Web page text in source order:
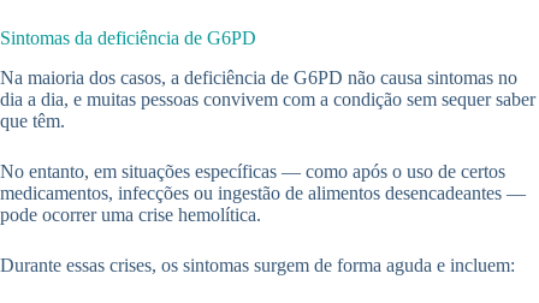
Sintomas da deficiência de G6PD
Na maioria dos casos, a deficiência de G6PD não causa sintomas no
dia a dia, e muitas pessoas convivem com a condição sem sequer saber
que têm.
No entanto, em situações específicas — como após o uso de certos
medicamentos, infecções ou ingestão de alimentos desencadeantes —
pode ocorrer uma crise hemolítica.
Durante essas crises, os sintomas surgem de forma aguda e incluem: